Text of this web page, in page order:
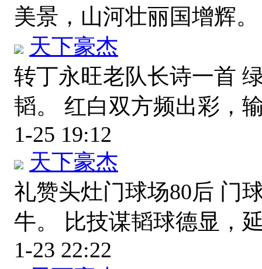
美景，山河壮丽国增辉
天下豪杰
转丁永旺老队长诗一首
韬。 红白双方频出彩，
1-25 19:12
天下豪杰
礼赞头灶门球场80后 门
牛。 比技谋韬球德显，
1-23 22:22